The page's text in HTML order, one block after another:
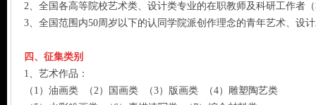
2、全国各高等院校艺术类、设计类专业的在职教师及科研工作者
3、全国范围内50周岁以下的认同学院派创作理念的青年艺术、设
四、征集类别
1、艺术作品：
（1）油画类 （2）国画类 （3）版画类 （4）雕塑陶艺类